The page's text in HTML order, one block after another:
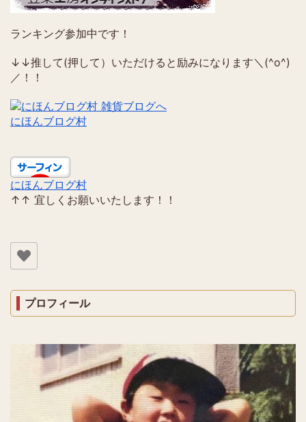
ランキング参加中です！
↓↓推して(押して）いただけると励みになります＼(^o^)
／！！
にほんブログ村
にほんブログ村
↑↑ 宜しくお願いいたします！！
プロフィール